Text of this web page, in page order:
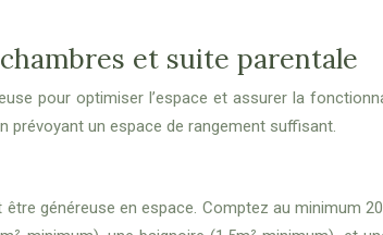
et suite parentale
pour optimiser l’espace et assurer la
un espace de rangement suffisant.
généreuse en espace. Comptez au minimum